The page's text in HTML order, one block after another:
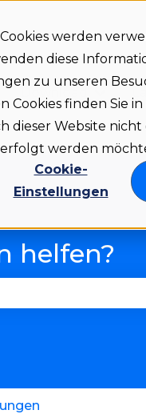
werden
diese
zu unseren
finden Sie
Website nicht
werden
Cookie-
Einstellungen
helfen?